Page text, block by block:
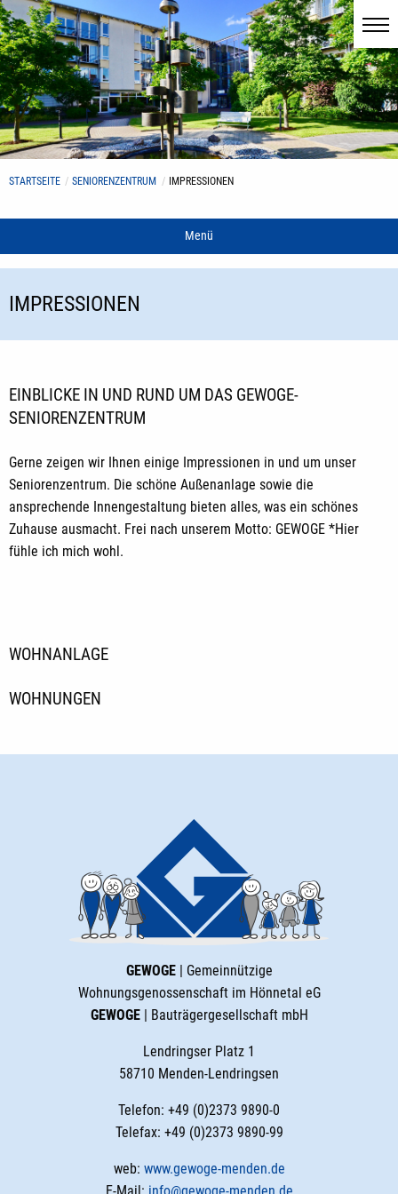
STARTSEITE SENIORENZENTRUM IMPRESSIONEN
Menü
IMPRESSIONEN
EINBLICKE IN UND RUND UM DAS GEWOGE-
SENIORENZENTRUM
Gerne zeigen wir Ihnen einige Impressionen in und um unser
Seniorenzentrum. Die schöne Außenanlage sowie die
ansprechende Innengestaltung bieten alles, was ein schönes
Zuhause ausmacht. Frei nach unserem Motto: GEWOGE *Hier
fühle ich mich wohl.
WOHNANLAGE
WOHNUNGEN
GEWOGE| Gemeinnützige
Wohnungsgenossenschaft im Hönnetal eG
GEWOGE| Bauträgergesellschaft mbH
Lendringser Platz 1
58710 Menden-Lendringsen
Telefon: +49 (0)2373 9890-0
Telefax: +49 (0)2373 9890-99
web: www.gewoge-menden.de